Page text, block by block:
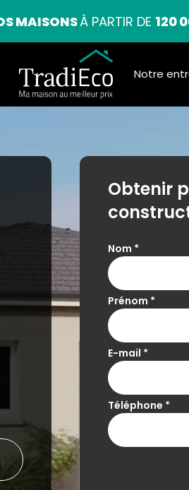
MAISONSÀ PARTIR DE 120
Notre
Obtenir
Nom *
Prénom *
E-mail *
Téléphone *